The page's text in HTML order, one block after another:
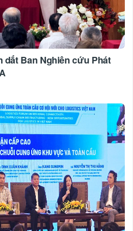
dắt Ban Nghiên cứu Phát